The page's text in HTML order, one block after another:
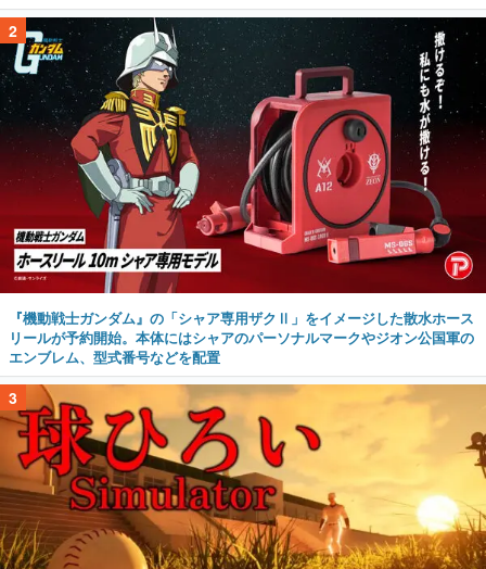
2
『機動戦士ガンダム』の「シャア専用ザクⅡ」をイメージした散水ホース
リールが予約開始。本体にはシャアのパーソナルマークやジオン公国軍の
エンブレム、型式番号などを配置
3